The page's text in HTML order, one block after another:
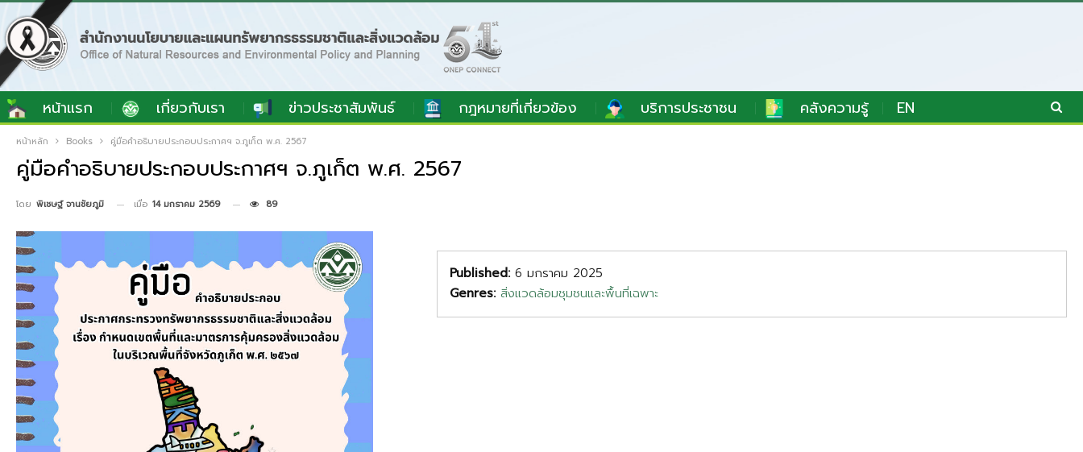
หน้าแรก เกี่ยวกับเรา ข่าวประชาสัมพันธ์ กฎหมายที่เกี่ยวข้อง บริการประชาชน คลังความรู้ EN
หน้าหลัก Books คู่มือคำอธิบายประกอบประกาศฯ จ.ภูเก็ต พ.ศ. 2567
คู่มือคำอธิบายประกอบประกาศฯ จ.ภูเก็ต พ.ศ. 2567
โดย พิเชษฐ์ จานชัยภูมิ เมื่อ 14 มกราคม 2569 89
Published: 6 มกราคม 2025
Genres: สิ่งแวดล้อมชุมชนและพื้นที่เฉพาะ